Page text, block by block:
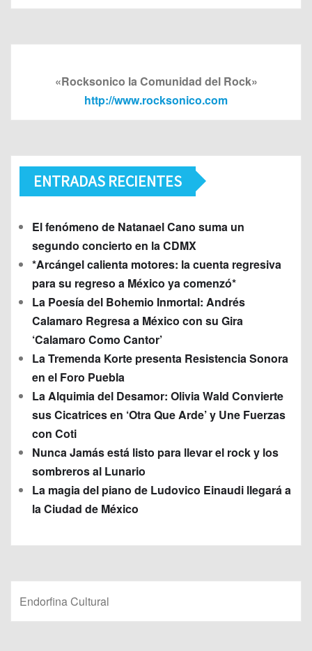
«Rocksonico la Comunidad del Rock»
http://www.rocksonico.com
ENTRADAS RECIENTES
El fenómeno de Natanael Cano suma un
segundo concierto en la CDMX
*Arcángel calienta motores: la cuenta regresiva
para su regreso a México ya comenzó*
La Poesía del Bohemio Inmortal: Andrés
Calamaro Regresa a México con su Gira
‘Calamaro Como Cantor’
La Tremenda Korte presenta Resistencia Sonora
en el Foro Puebla
La Alquimia del Desamor: Olivia Wald Convierte
sus Cicatrices en ‘Otra Que Arde’ y Une Fuerzas
con Coti
Nunca Jamás está listo para llevar el rock y los
sombreros al Lunario
La magia del piano de Ludovico Einaudi llegará a
la Ciudad de México
Endorfina Cultural